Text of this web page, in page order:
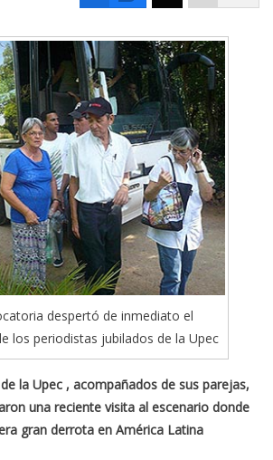
despertó de inmediato el
los periodistas jubilados de la Upec
la Upec , acompañados de sus parejas,
una reciente visita al escenario donde
gran derrota en América Latina